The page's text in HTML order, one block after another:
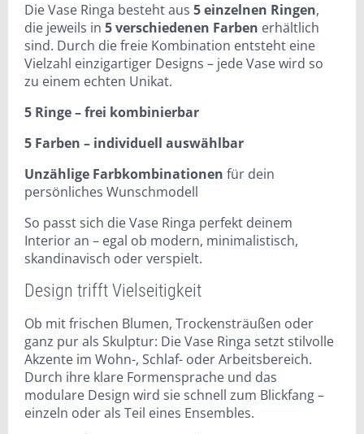
Die Vase Ringa besteht aus 5 einzelnen Ringen,
die jeweils in 5 verschiedenen Farben erhältlich
sind. Durch die freie Kombination entsteht eine
Vielzahl einzigartiger Designs – jede Vase wird so
zu einem echten Unikat.
5 Ringe – frei kombinierbar
5 Farben – individuell auswählbar
Unzählige Farbkombinationen für dein
persönliches Wunschmodell
So passt sich die Vase Ringa perfekt deinem
Interior an – egal ob modern, minimalistisch,
skandinavisch oder verspielt.
Design trifft Vielseitigkeit
Ob mit frischen Blumen, Trockensträußen oder
ganz pur als Skulptur: Die Vase Ringa setzt stilvolle
Akzente im Wohn-, Schlaf- oder Arbeitsbereich.
Durch ihre klare Formensprache und das
modulare Design wird sie schnell zum Blickfang –
einzeln oder als Teil eines Ensembles.